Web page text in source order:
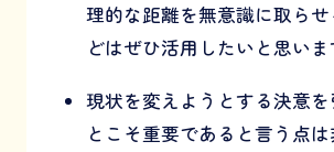
理的な距離を無意識に取ら
どはぜひ活用したいと思いま
現状を変えようとする決意を
とこそ重要であると言う点